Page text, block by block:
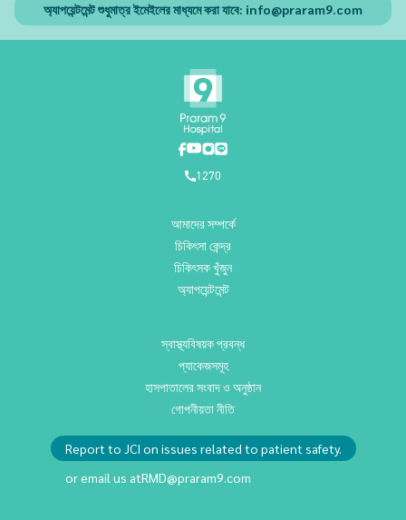
অ্যাপয়েন্টমেন্ট শুধুমাত্র ইমেইলের মাধ্যমে করা যাবে: info@praram9.com
1270
আমাদের সম্পর্কে
চিকিৎসা কেন্দ্র
চিকিৎসক খুঁজুন
অ্যাপয়েন্টমেন্ট
স্বাস্থ্যবিষয়ক প্রবন্ধ
প্যাকেজসমূহ
হাসপাতালের সংবাদ ও অনুষ্ঠান
গোপনীয়তা নীতি
Report to JCI on issues related to patient safety.
or email us atRMD@praram9.com